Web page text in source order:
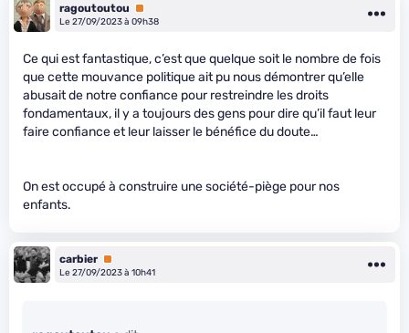
ragoutoutou
Premium
Le 27/09/2023 à 09h38
Ce qui est fantastique, c’est que quelque soit le nombre de fois
que cette mouvance politique ait pu nous démontrer qu’elle
abusait de notre confiance pour restreindre les droits
fondamentaux, il y a toujours des gens pour dire qu’il faut leur
faire confiance et leur laisser le bénéfice du doute…
On est occupé à construire une société-piège pour nos
enfants.
carbier Premium
Le 27/09/2023 à 10h41